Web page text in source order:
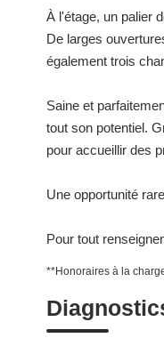
À l'étage, un palier
De larges
également trois
Saine et
tout son potentiel.
pour accueillir des
Une opportunité
Pour tout
**Honoraires à la